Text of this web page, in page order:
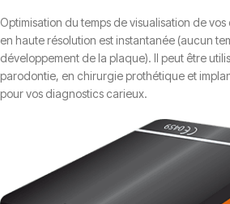
Optimisation du temps de visualisation de
en haute résolution est instantanée (aucun
développement de la plaque). Il peut être
parodontie, en chirurgie prothétique et
pour vos diagnostics carieux.